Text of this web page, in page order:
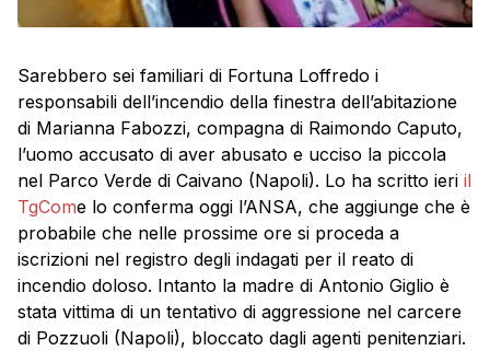
Sarebbero sei familiari di Fortuna Loffredo i
responsabili dell’incendio della finestra dell’abitazione
di Marianna Fabozzi, compagna di Raimondo Caputo,
l’uomo accusato di aver abusato e ucciso la piccola
nel Parco Verde di Caivano (Napoli). Lo ha scritto ieri il
TgCome lo conferma oggi l’ANSA, che aggiunge che è
probabile che nelle prossime ore si proceda a
iscrizioni nel registro degli indagati per il reato di
incendio doloso. Intanto la madre di Antonio Giglio è
stata vittima di un tentativo di aggressione nel carcere
di Pozzuoli (Napoli), bloccato dagli agenti penitenziari.